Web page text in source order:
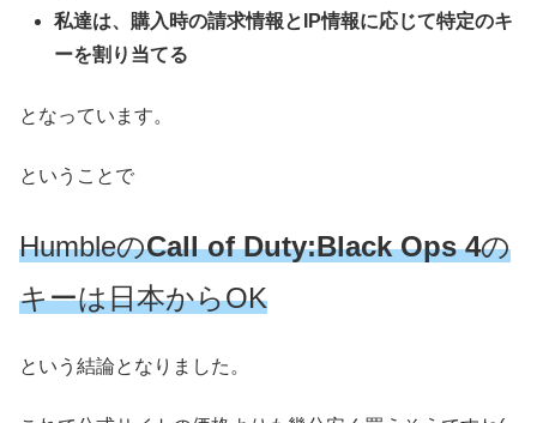
私達は、購入時の請求情報とIP情報に応じて特定のキ
ーを割り当てる
となっています。
ということで
HumbleのCall of Duty:Black Ops 4の
キーは日本からOK
という結論となりました。